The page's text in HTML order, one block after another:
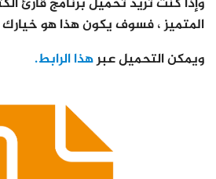
المتميز ، فسوف يكون هذا هو خيارك
ويمكن التحميل عبرهذا الرابط.